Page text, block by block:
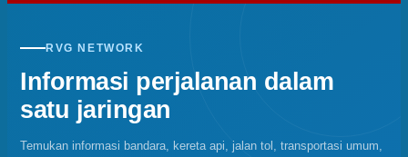
RVG NETWORK
Informasi perjalanan dalam
satu jaringan
Temukan informasi bandara, kereta api, jalan tol, transportasi umum,